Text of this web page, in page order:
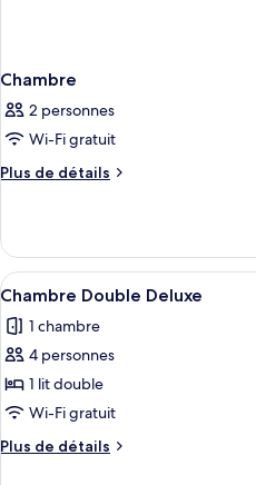
Chambre
2 personnes
Wi-Fi gratuit
Plus de détails
Plus
le
type
de
Chambre
Afficher
toutes
les
photos
pour
ce
type
de
5
Chambre Double Deluxe
1 chambre
4 personnes
1 lit double
Wi-Fi gratuit
Plus de détails
Plus